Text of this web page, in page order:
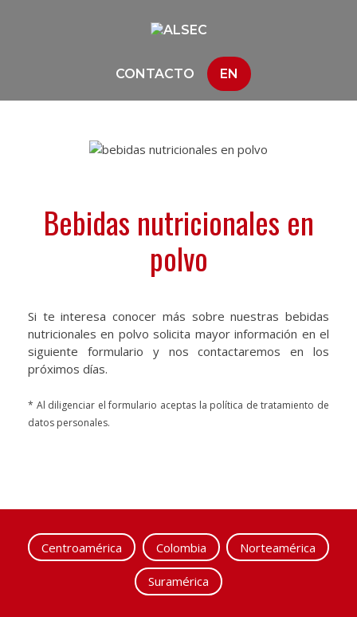
CONTACTO EN
Bebidas nutricionales en
polvo
Si te interesa conocer más sobre nuestras bebidas
nutricionales en polvo solicita mayor información en el
siguiente formulario y nos contactaremos en los
próximos días.
* Al diligenciar el formulario aceptas la política de tratamiento de
datos personales.
Centroamérica Colombia Norteamérica
Suramérica